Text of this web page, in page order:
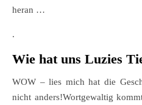
heran …
.
Wie hat uns Luzies
WOW – lies mich hat die
nicht anders!Wortgewaltig